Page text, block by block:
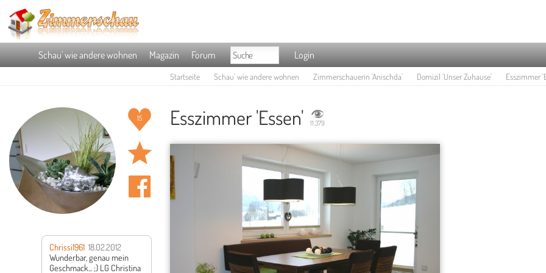
Schau' wie andere wohnen Magazin Forum Login
Startseite Schau' wie andere wohnen Zimmerschauerin 'Anischda' Domizil 'Unser Zuhause' Esszimmer
15
Chrissi1961 18.02.2012
Wunderbar, genau mein
Geschmack... ;) LG Christina
Esszimmer 'Essen' 11.379